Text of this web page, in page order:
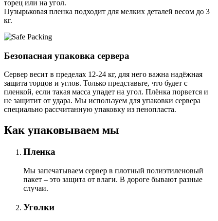
торец или на угол.
Пузырьковая пленка подходит для мелких деталей весом до 3
кг.
Безопасная упаковка сервера
Сервер весит в пределах 12-24 кг, для него важна надёжная
защита торцов и углов. Только представьте, что будет с
пленкой, если такая масса упадет на угол. Плёнка порвется и
не защитит от удара. Мы используем для упаковки сервера
специально расcчитанную упаковку из пенопласта.
Как упаковываем мы
Пленка
Мы запечатываем сервер в плотный полиэтиленовый
пакет – это защита от влаги. В дороге бывают разные
случаи.
Уголки